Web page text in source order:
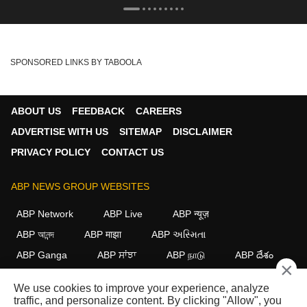
SPONSORED LINKS BY TABOOLA
ABOUT US FEEDBACK
CAREERS
ADVERTISE WITH US
SITEMAP
DISCLAIMER
PRIVACY POLICY
CONTACT US
ABP NEWS GROUP WEBSITES
ABP Network ABP Live
ABP न्यूज़
ABP আনন্দ
ABP माझा
ABP અસ્મિતા
ABP Ganga
ABP ਸਾਂਝਾ ABP நாடு ABP దేశం
FOLLOW US
×
We use cookies to improve your experience, analyze
traffic, and personalize content. By clicking "Allow", you